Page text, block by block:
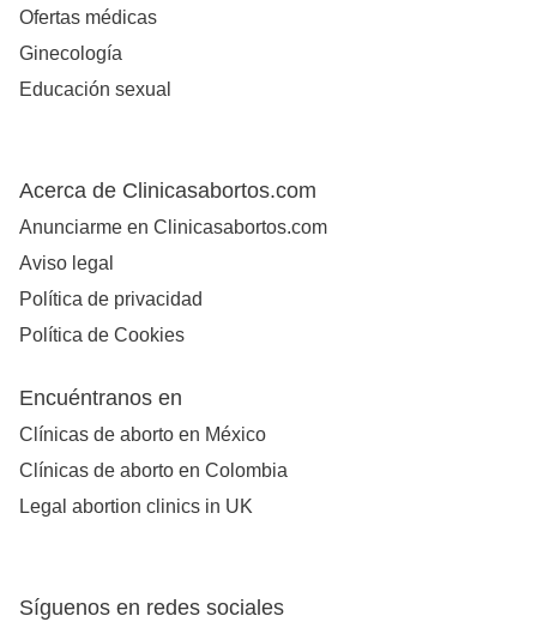
Ofertas médicas
Ginecología
Educación sexual
Acerca de Clinicasabortos.com
Anunciarme en Clinicasabortos.com
Aviso legal
Política de privacidad
Política de Cookies
Encuéntranos en
Clínicas de aborto en México
Clínicas de aborto en Colombia
Legal abortion clinics in UK
Síguenos en redes sociales